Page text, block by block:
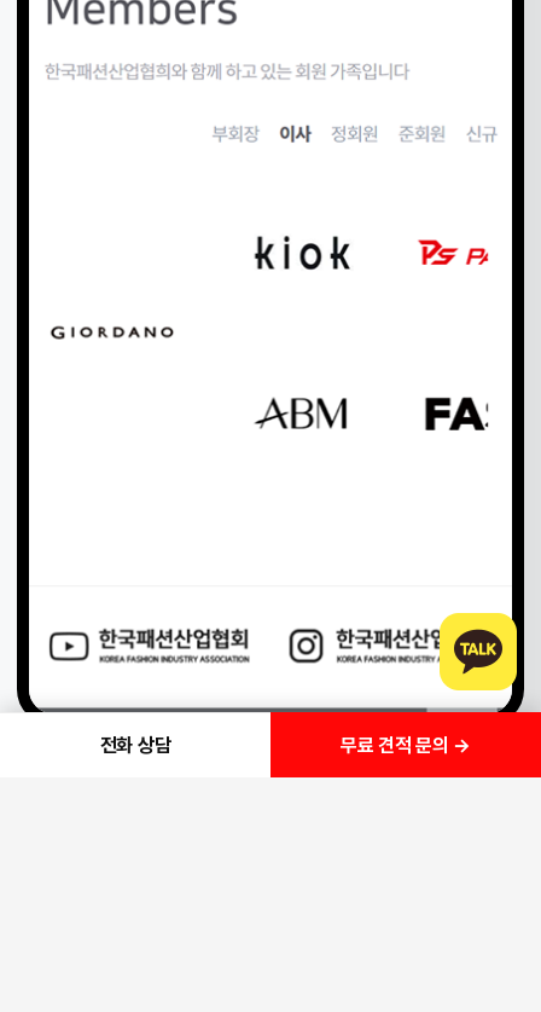
전화 상담 무료 견적 문의 →